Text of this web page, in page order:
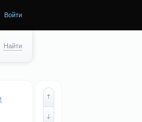
Войти
Найти